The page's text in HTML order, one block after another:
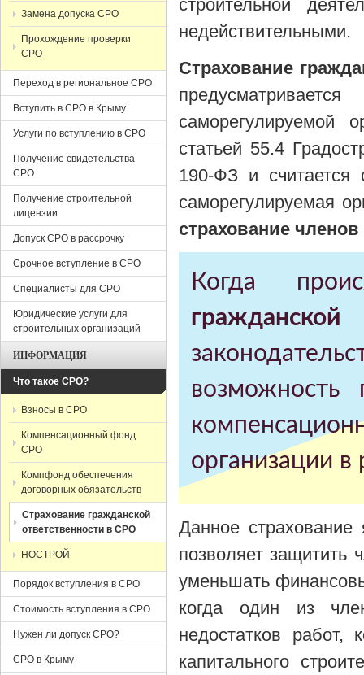
строительной
недействительными.
Страхование
саморегулируемой
статьей 55.4
190-ФЗ и считается
саморегулируемая
страхование
Когда
организации в
Данное
позволяет защитить
уменьшать
когда один из
недостатков работ,
капитального
Замена допуска СРО
Прохождение проверки
СРО
Переход в региональное СРО
Вступить в СРО в Крыму
Услуги по вступлению в СРО
Получение свидетельства
СРО
Получение строительной
лицензии
Допуск СРО в рассрочку
Срочное вступление в СРО
Специалисты для СРО
Юридические услуги для
строительных организаций
ИНФОРМАЦИЯ
Что такое СРО?
Взносы в СРО
Компенсационный фонд
СРО
Компфонд обеспечения
договорных обязательств
Страхование гражданской
ответственности в СРО
НОСТРОЙ
Порядок вступления в СРО
Стоимость вступления в СРО
Нужен ли допуск СРО?
СРО в Крыму